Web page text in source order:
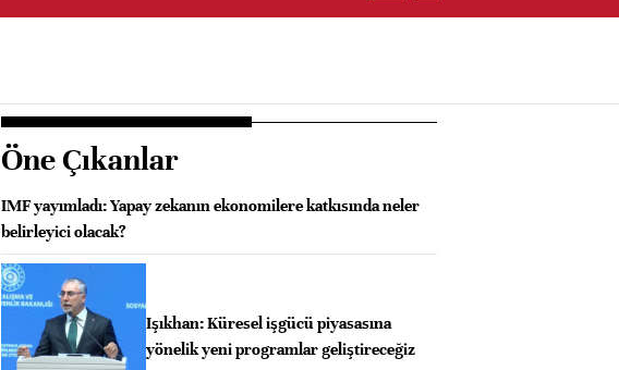
Öne Çıkanlar
IMF yayımladı: Yapay zekanın ekonomilere katkısında neler
belirleyici olacak?
Işıkhan: Küresel işgücü piyasasına
yönelik yeni programlar geliştireceğiz